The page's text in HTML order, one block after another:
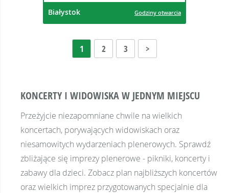
Białystok Godziny otwarcia
1 2 3 >
KONCERTY I WIDOWISKA W JEDNYM MIEJSCU
Przeżyjcie niezapomniane chwile na wielkich
koncertach, porywających widowiskach oraz
niesamowitych wydarzeniach plenerowych. Sprawdź
zbliżające się imprezy plenerowe - pikniki, koncerty i
zabawy dla dzieci. Zobacz plan najbliższych koncertów
oraz wielkich imprez przygotowanych specjalnie dla